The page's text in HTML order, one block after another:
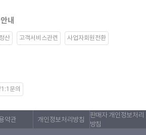
내
정산 고객서비스관련 사업자회원전환
문의
약관 개인정보처리방침
판매자 개인정보처리
방침